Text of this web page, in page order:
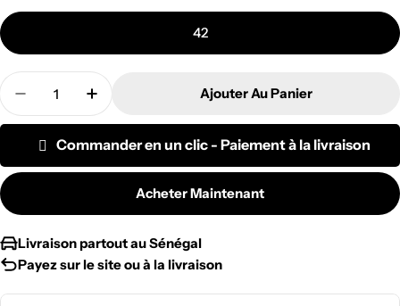
42
Quantité
Diminuer La Quantité Pour Chaussure AS33
Augmenter La Quantité Pour Chaussure
Ajouter Au Panier
Commander en un clic - Paiement à la livraison
Acheter Maintenant
Livraison partout au Sénégal
Payez sur le site ou à la livraison